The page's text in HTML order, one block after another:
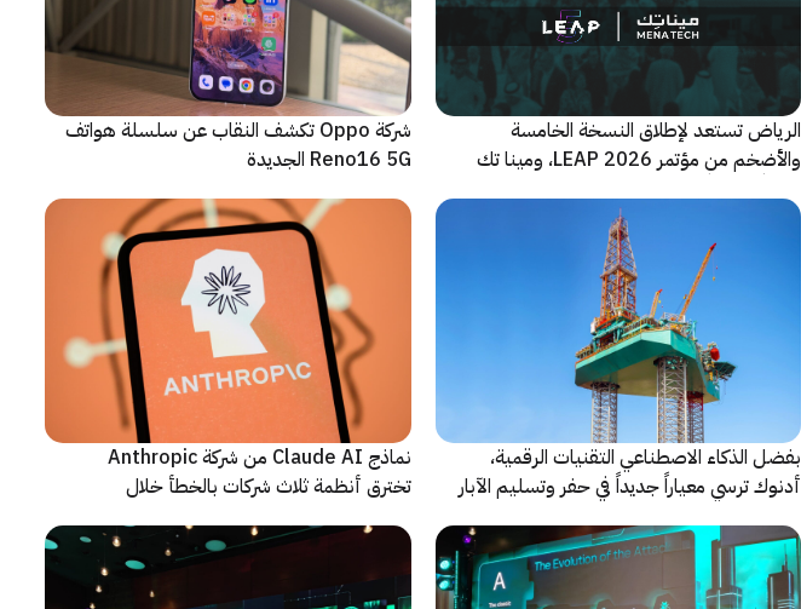
الرياض تستعد لإطلاق النسخة الخامسة
والأضخم من مؤتمر LEAP 2026، ومينا تك
شركة Oppo تكشف النقاب عن سلسلة هواتف
Reno16 5G الجديدة
بفضل الذكاء الاصطناعي التقنيات الرقمية،
أدنوك ترسي معياراً جديداً في حفر وتسليم الآبار
نماذج Claude AI من شركة Anthropic
تخترق أنظمة ثلاث شركات بالخطأ خلال